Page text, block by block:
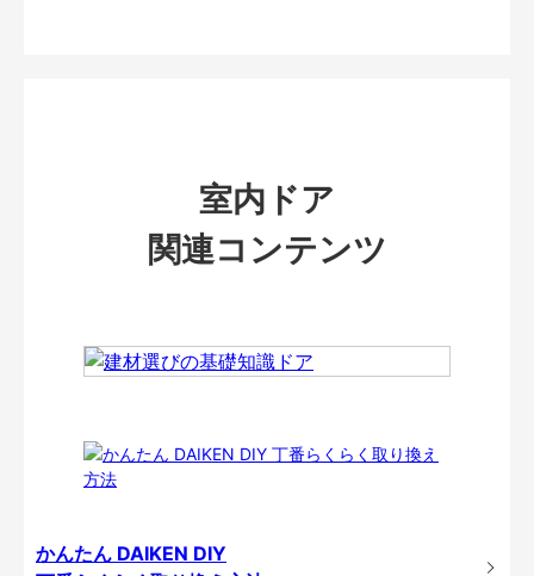
室内ドア
関連コンテンツ
かんたん DAIKEN DIY